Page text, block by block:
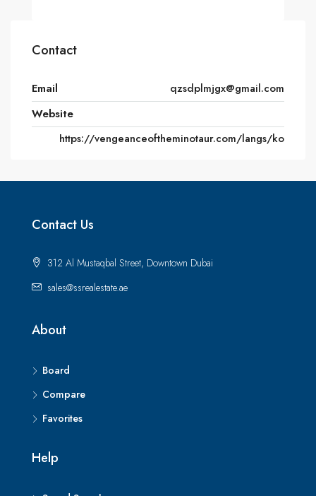
Contact
Email
qzsdplmjgx@gmail.com
Website
https://vengeanceoftheminotaur.com/langs/ko
Contact Us
312 Al Mustaqbal Street, Downtown Dubai
sales@ssrealestate.ae
About
Board
Compare
Favorites
Help